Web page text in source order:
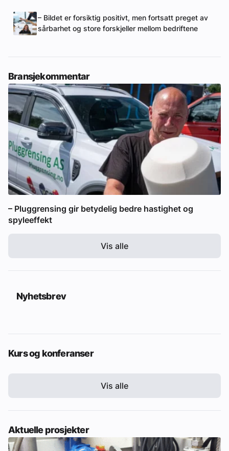
– Bildet er forsiktig positivt, men fortsatt preget av
sårbarhet og store forskjeller mellom bedriftene
Bransjekommentar
– Pluggrensing gir betydelig bedre hastighet og
spyleeffekt
Vis alle
Nyhetsbrev
Kurs og konferanser
Vis alle
Aktuelle prosjekter